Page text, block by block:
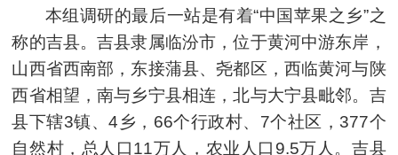
本组调研的最后一站是有着“中国苹果之乡”之
称的吉县。吉县隶属临汾市，位于黄河中游东岸，
山西省西南部，东接蒲县、尧都区，西临黄河与陕
西省相望，南与乡宁县相连，北与大宁县毗邻。吉
县下辖3镇、4乡，66个行政村、7个社区，377个
自然村，总人口11万人，农业人口9.5万人。吉县